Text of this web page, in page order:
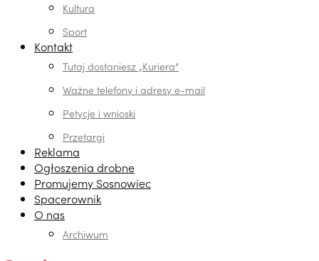
Kultura
Sport
Kontakt
Tutaj dostaniesz „Kuriera”
Ważne telefony i adresy e-mail
Petycje i wnioski
Przetargi
Reklama
Ogłoszenia drobne
Promujemy Sosnowiec
Spacerownik
O nas
Archiwum